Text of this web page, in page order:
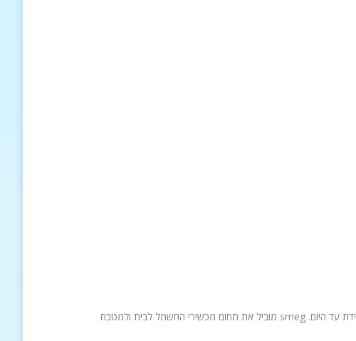
מותג העל האיטלקי smeg נוסד בשנת 1948 ונמצא בבעלות המשפחה המסיידת עד היום. smeg מוביל את תחום מכשירי החשמל לבית ולמטבח